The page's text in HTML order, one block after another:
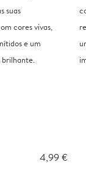
suas
cores vivas,
e um
4,99 €